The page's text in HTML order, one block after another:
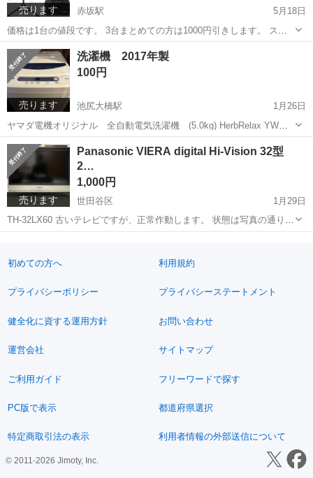
売ります 赤坂駅
5月18日
価格は1台の値段です。 3台まとめての方は1000円引きします。 スタ
ジオ予備譜面台として購入しました。 3-4回使ってますが、ほぼ新品で
す。 付属品は写真の通りです。 Amazonで3700円くらいの商品です。
よ...
東京 港区 赤坂駅 楽器
売ります
洗濯機 2017年製
100円
池尻大橋駅
1月26日
ヤマダ電機オリジナル 全自動電気洗濯機 (5.0kg) HerbRelax YWM-
T50A1 ●忙しい朝にも便利！スピードコース選択で約24分/23分で洗濯
できる ●ステンレス槽だから 黒カビの発生を抑えて清潔 ●洗浄液...
東京 世田谷区
売ります
Panasonic VIERA digital Hi-Vision 32型
2…
1,000円
世田谷区
1月29日
TH-32LX60 古いテレビですが、正常作動します。 状態は写真の通りで
す。 ご希望あればテレビケーブルつけられます。 ハードオフですと
初めての方へ 利用規約
プライバシーポリシー プライバシーステートメント
健全化に資する運用方針 お問い合わせ
運営会社 サイトマップ
ご利用ガイド フリーワードで探す
PC版で表示 都道府県選択
特定商取引法の表示 利用者情報の外部送信について
© 2011-2026 Jimoty, Inc.